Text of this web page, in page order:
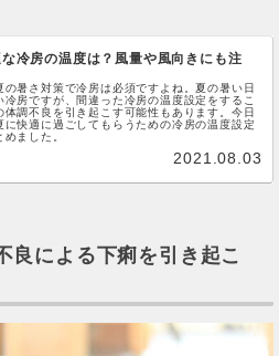
冷房の温度は？風量や風向きにも注
の暑さ対策で冷房は必須ですよね。夏の暑い日
冷房ですが、間違った冷房の温度設定をするこ
体調不良を引き起こす可能性もあります。今日
に快適に過ごしてもらうための冷房の温度設定
ました。
2021.08.03
良による下痢を引き起こ